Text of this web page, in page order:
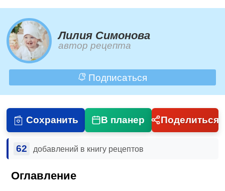
Лилия Симонова
автор рецепта
Подписаться
Сохранить В планер Поделиться
62 добавлений в книгу рецептов
Оглавление